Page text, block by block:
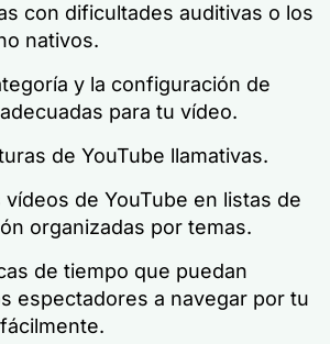
con dificultades auditivas o los
nativos.
y la configuración de
para tu vídeo.
de YouTube llamativas.
vídeos de YouTube en listas de
organizadas por temas.
de tiempo que puedan
espectadores a navegar por tu